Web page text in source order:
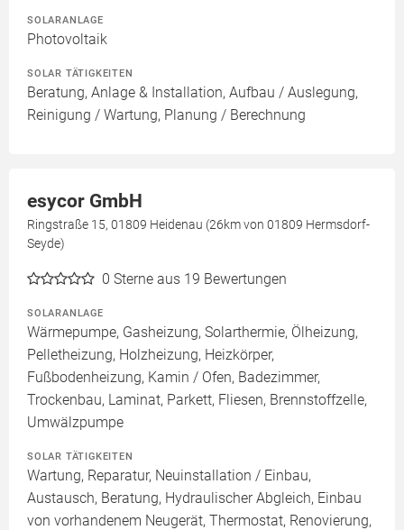
SOLARANLAGE
Photovoltaik
SOLAR TÄTIGKEITEN
Beratung, Anlage & Installation, Aufbau / Auslegung,
Reinigung / Wartung, Planung / Berechnung
esycor GmbH
Ringstraße 15, 01809 Heidenau (26km von 01809 Hermsdorf-
Seyde)
0 Sterne aus 19 Bewertungen
SOLARANLAGE
Wärmepumpe, Gasheizung, Solarthermie, Ölheizung,
Pelletheizung, Holzheizung, Heizkörper,
Fußbodenheizung, Kamin / Ofen, Badezimmer,
Trockenbau, Laminat, Parkett, Fliesen, Brennstoffzelle,
Umwälzpumpe
SOLAR TÄTIGKEITEN
Wartung, Reparatur, Neuinstallation / Einbau,
Austausch, Beratung, Hydraulischer Abgleich, Einbau
von vorhandenem Neugerät, Thermostat, Renovierung,